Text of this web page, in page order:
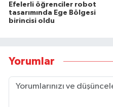
Efelerli öğrenciler robot
tasarımında Ege Bölgesi
birincisi oldu
Yorumlar